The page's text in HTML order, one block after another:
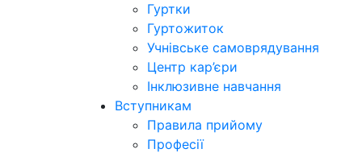
Гуртки
Гуртожиток
Учнівське самоврядування
Центр кар’єри
Інклюзивне навчання
Вступникам
Правила прийому
Професії